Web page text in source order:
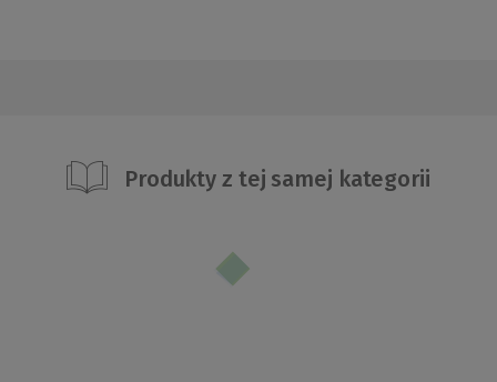
Produkty z tej samej kategorii